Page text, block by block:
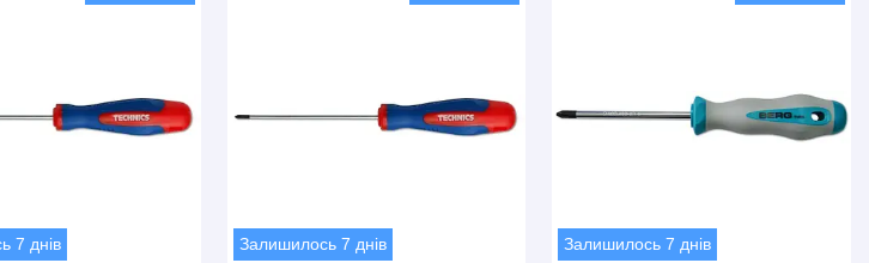
7 днів Залишилось 7 днів Залишилось 7 днів